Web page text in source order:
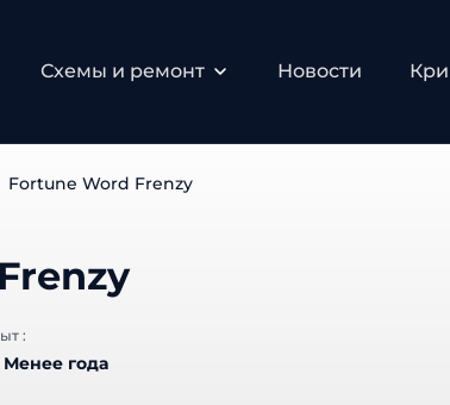
Схемы и ремонт Новости
Fortune Word Frenzy
:
Менее года